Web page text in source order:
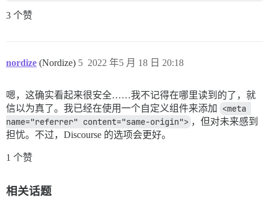
3 个赞
nordize (Nordize) 2022 年5 月 18 日 20:18
5
嗯，这确实看起来很安全……我不记得在哪里读到的了，就
信以为真了。我已经在使用一个自定义组件来添加
<meta
name="referrer" content="same-origin"> ，但对未来感到
担忧。不过，Discourse 的选项会更好。
1 个赞
相关话题